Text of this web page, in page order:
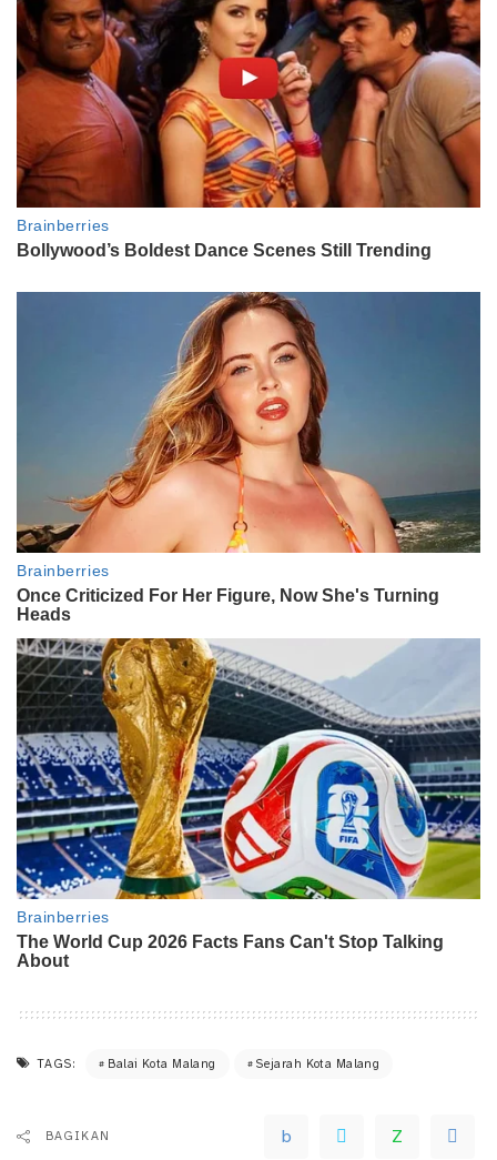
TAGS: Balai Kota Malang Sejarah Kota Malang
BAGIKAN